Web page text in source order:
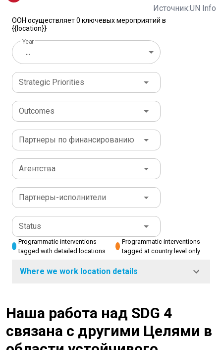
Источник:UN Info
ООН осуществляет 0 ключевых мероприятий в
{{location}}
Year
...
Strategic Priorities
Outcomes
Партнеры по финансированию
Агентства
Партнеры-исполнители
Status
Programmatic interventions
tagged with detailed locations
Programmatic interventions
tagged at country level only
Where we work location details
Наша работа над SDG 4
связана с другими Целями в